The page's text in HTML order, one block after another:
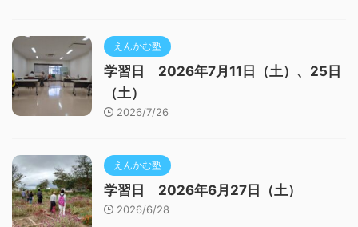
えんかむ塾
学習日 2026年7月11日（土）、25日
（土）
2026/7/26
えんかむ塾
学習日 2026年6月27日（土）
2026/6/28